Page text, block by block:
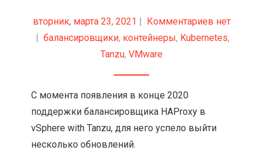
вторник, марта 23, 2021 | Комментариев нет
| балансировщики, контейнеры, Kubernetes,
Tanzu, VMware
С момента появления в конце 2020
поддержки балансировщика HAProxy в
vSphere with Tanzu, для него успело выйти
несколько обновлений.